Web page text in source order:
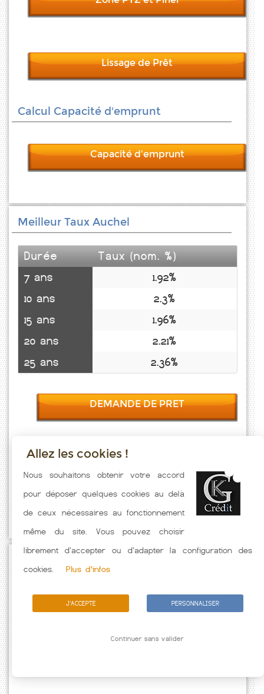
Lissage de Prêt
Calcul Capacité d'emprunt
Capacité d'emprunt
Meilleur Taux Auchel
Durée
Taux (nom. %)
7 ans
1.92%
10 ans
2.3%
15 ans
1.96%
20 ans
2.21%
25 ans
2.36%
DEMANDE DE PRET
Taux emprunt actualisés (Auchel) toutes les semaines. Taux Immobilier
pratiqués par nos partenaires bancaires. Meilleur Taux hors
assurance. Taux crédit immobilier indicatif fonction des
caractéristiques de l'emprunteur.
Allez les cookies !
Nous souhaitons obtenir votre accord
pour déposer quelques cookies au delà
de ceux nécessaires au fonctionnement
même du site. Vous pouvez choisir
librement d'accepter ou d'adapter la configuration des
cookies.
Plus d'infos
J'ACCEPTE PERSONNALISER
Continuer sans valider